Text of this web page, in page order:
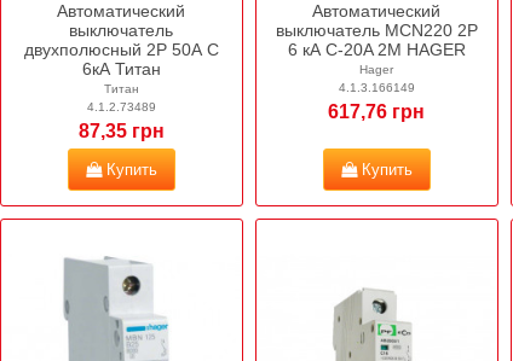
Автоматический
выключатель
двухполюсный 2Р 50А C
6кА Титан
Титан
4.1.2.73489
87,35 грн
Купить
Автоматический
выключатель MCN220 2P
6 кА C-20A 2M HAGER
Hager
4.1.3.166149
617,76 грн
Купить